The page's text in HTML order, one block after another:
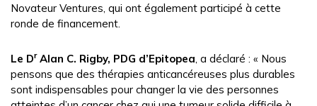
Novateur Ventures, qui ont également participé à cette
ronde de financement.
Le DrAlan C. Rigby, PDG d’Epitopea, a déclaré : « Nous
pensons que des thérapies anticancéreuses plus durables
sont indispensables pour changer la vie des personnes